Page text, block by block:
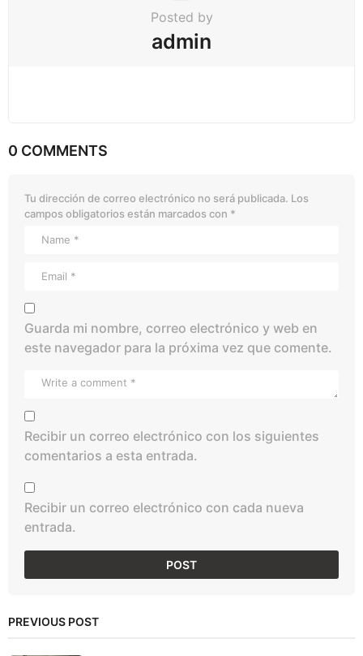
Posted by
admin
0 COMMENTS
Tu dirección de correo electrónico no será publicada. Los
campos obligatorios están marcados con *
Guarda mi nombre, correo electrónico y web en
este navegador para la próxima vez que comente.
Recibir un correo electrónico con los siguientes
comentarios a esta entrada.
Recibir un correo electrónico con cada nueva
entrada.
PREVIOUS POST